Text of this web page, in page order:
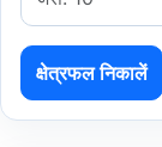
क्षेत्रफल निकालें